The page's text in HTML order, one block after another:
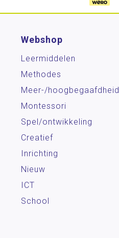
Webshop
Leermiddelen
Methodes
Meer-/hoog­begaafdheid
Montessori
Spel/ontwikkeling
Creatief
Inrichting
Nieuw
ICT
School